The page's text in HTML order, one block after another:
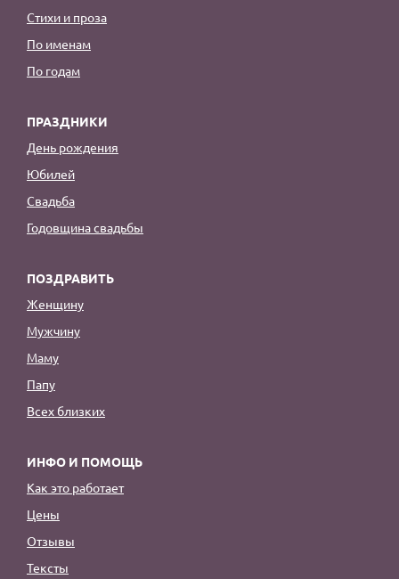
Стихи и проза
По именам
По годам
ПРАЗДНИКИ
День рождения
Юбилей
Свадьба
Годовщина свадьбы
ПОЗДРАВИТЬ
Женщину
Мужчину
Маму
Папу
Всех близких
ИНФО И ПОМОЩЬ
Как это работает
Цены
Отзывы
Тексты